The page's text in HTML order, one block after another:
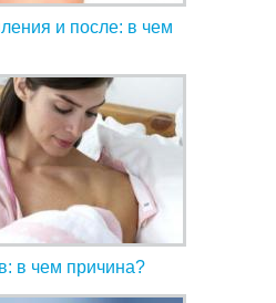
и после: в чем
в чем причина?